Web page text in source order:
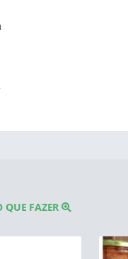
QUE FAZER